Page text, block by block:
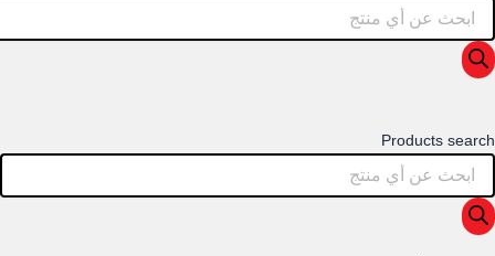
Products search